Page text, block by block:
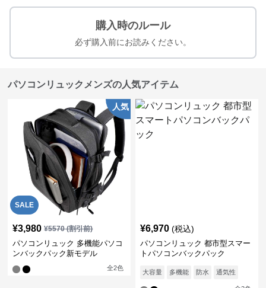
購入時のルール
必ず購入前にお読みください。
パソコンリュックメンズの人気アイテム
SALE
人気
¥3,980 ¥5570(割引前)
パソコンリュック 多機能パソコ
ンバックパック新モデル
全2色
¥6,970 (税込)
パソコンリュック 都市型スマー
トパソコンバックパック
大容量 多機能 防水 通気性